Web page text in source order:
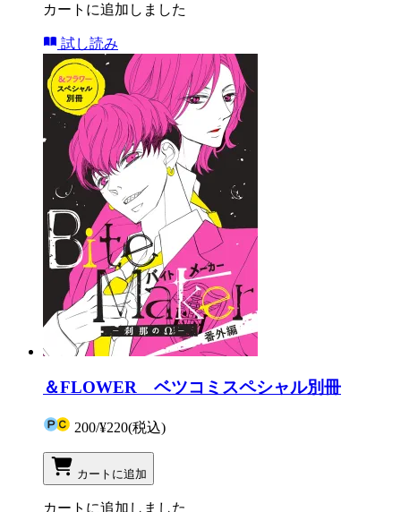
カートに追加しました
試し読み
＆FLOWER ベツコミスペシャル別冊
200/¥220(税込)
カートに追加
カートに追加しました